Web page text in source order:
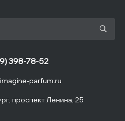
parfum.ru
398-78-52
проспект Ленина, 25